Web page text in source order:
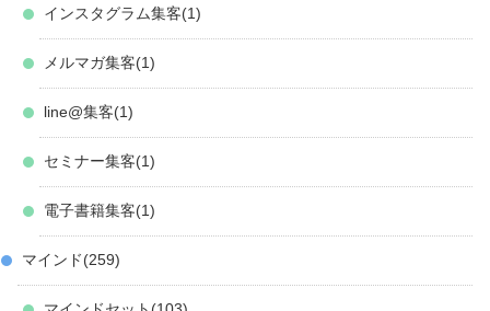
インスタグラム集客 1
メルマガ集客 1
line@集客 1
セミナー集客 1
電子書籍集客 1
マインド 259